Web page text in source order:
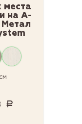
места
на А-
Р